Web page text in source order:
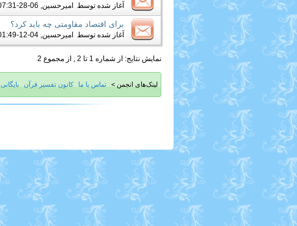
آغاز شده توسط امیرحسین, 06-28-2019 07:31 AM
برای اقتصاد مقاومتی چه باید کرد؟
آغاز شده توسط امیرحسین, 04-12-2017 01:49 AM
نمایش نتایج: از شماره 1 تا 2 , از مجموع 2
لینک‌های انجمن > تماس با ما کانون تفسیر قرآن بایگانی